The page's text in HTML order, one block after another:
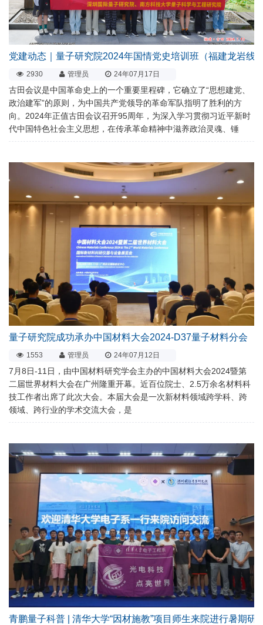
党建动态｜量子研究院2024年国情党史培训班（福建龙岩线
2930 管理员 24年07月17日
古田会议是中国革命史上的一个重要里程碑，它确立了“思想建党、
政治建军”的原则，为中国共产党领导的革命军队指明了胜利的方
向。2024年正值古田会议召开95周年，为深入学习贯彻习近平新时
代中国特色社会主义思想，在传承革命精神中滋养政治灵魂、锤
量子研究院成功承办中国材料大会2024-D37量子材料分会
1553 管理员 24年07月12日
7月8日-11日，由中国材料研究学会主办的中国材料大会2024暨第
二届世界材料大会在广州隆重开幕。近百位院士、2.5万余名材料科
技工作者出席了此次大会。本届大会是一次新材料领域跨学科、跨
领域、跨行业的学术交流大会，是
青鹏量子科普 | 清华大学“因材施教”项目师生来院进行暑期研